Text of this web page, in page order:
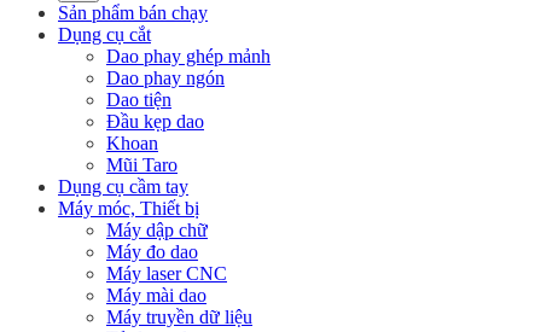
Sản phẩm bán chạy
Dụng cụ cắt
Dao phay ghép mảnh
Dao phay ngón
Dao tiện
Đầu kẹp dao
Khoan
Mũi Taro
Dụng cụ cầm tay
Máy móc, Thiết bị
Máy dập chữ
Máy đo dao
Máy laser CNC
Máy mài dao
Máy truyền dữ liệu